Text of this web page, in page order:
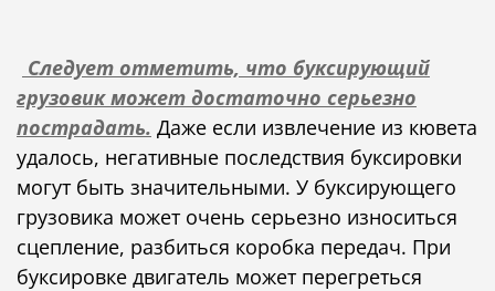
Следует отметить, что буксирующий
грузовик может достаточно серьезно
пострадать. Даже если извлечение из кювета
удалось, негативные последствия буксировки
могут быть значительными. У буксирующего
грузовика может очень серьезно износиться
сцепление, разбиться коробка передач. При
буксировке двигатель может перегреться